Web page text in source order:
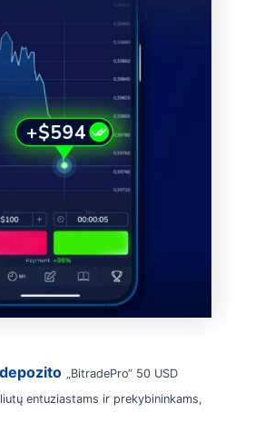
„BitradePro“ 50 USD
entuziastams ir prekybininkams,